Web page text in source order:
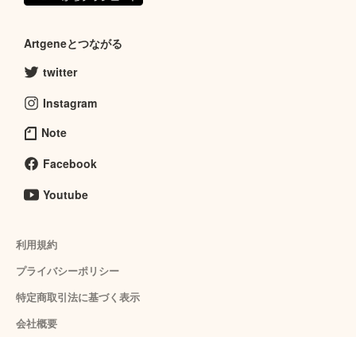
Artgeneとつながる
twitter
Instagram
Note
Facebook
Youtube
利用規約
プライバシーポリシー
特定商取引法に基づく表示
会社概要